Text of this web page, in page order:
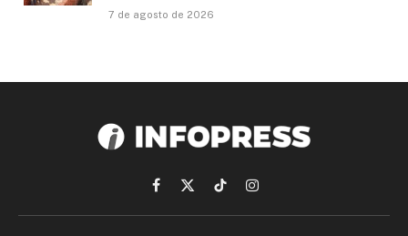
7 de agosto de 2026
Facebook
X
(Twitter)
TikTokInstagram